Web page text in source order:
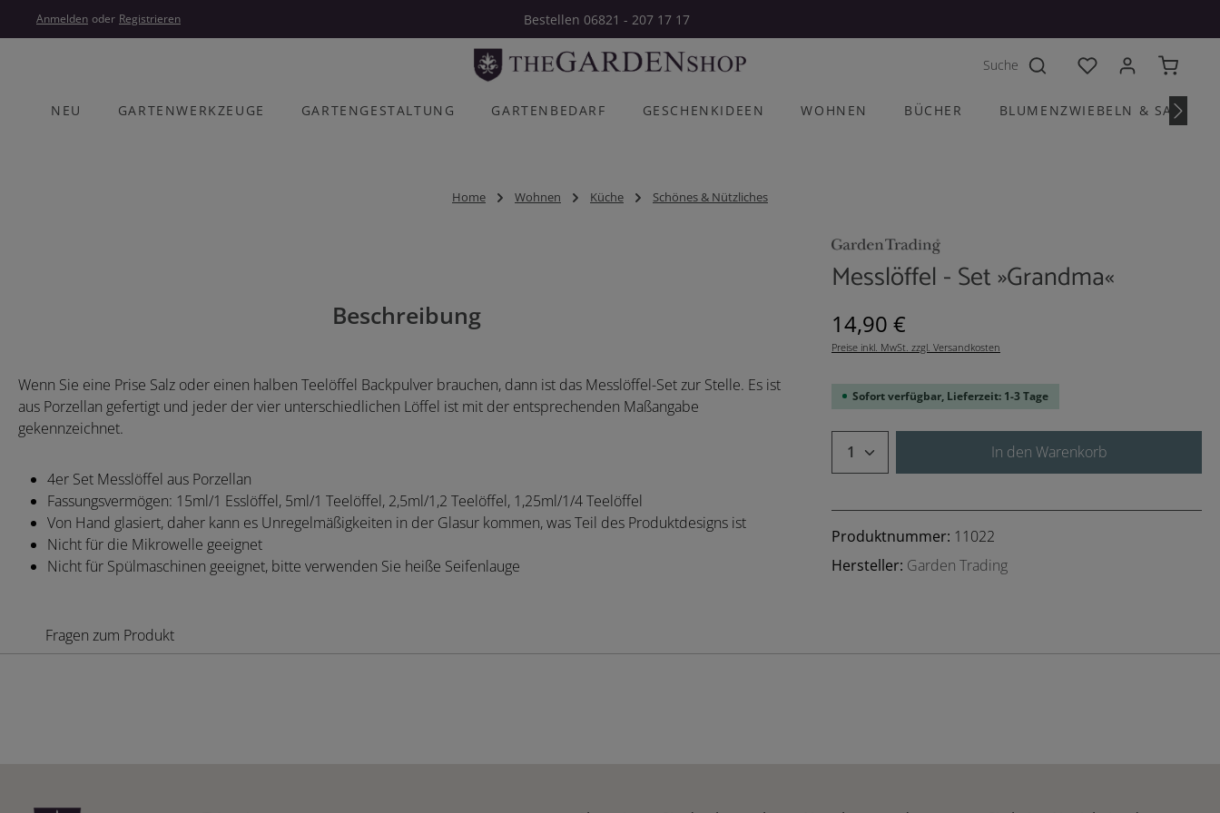
Hauptinhalt springen
Zur Hauptnavigation springen
Anmelden oder Registrieren Bestellen 06821 - 207 17 17
Du hast 0 Produkte
NEU GARTENWERKZEUGE GARTENGESTALTUNG GARTENBEDARF GESCHENKIDEEN WOHNEN BÜCHER BLUMENZWIEBELN &
Home Wohnen Küche Schönes & Nützliches
Messlöffel - Set »Grandma«
Regulärer Preis:
14,90 €
Preise inkl. MwSt. zzgl. Versandkosten
Sofort verfügbar, Lieferzeit: 1-3 Tage
Produkt Anzahl: Gib den
In den Warenkorb
Produktnummer: 11022
Hersteller: Garden Trading
Beschreibung
Wenn Sie eine Prise Salz oder einen halben Teelöffel Backpulver brauchen, dann ist das Messlöffel-Set zur Stelle. Es ist
aus Porzellan gefertigt und jeder der vier unterschiedlichen Löffel ist mit der entsprechenden Maßangabe
gekennzeichnet.
4er Set Messlöffel aus Porzellan
Fassungsvermögen: 15ml/1 Esslöffel, 5ml/1 Teelöffel, 2,5ml/1,2 Teelöffel, 1,25ml/1/4 Teelöffel
Von Hand glasiert, daher kann es Unregelmäßigkeiten in der Glasur kommen, was Teil des Produktdesigns ist
Nicht für die Mikrowelle geeignet
Nicht für Spülmaschinen geeignet, bitte verwenden Sie heiße Seifenlauge
Fragen zum Produkt